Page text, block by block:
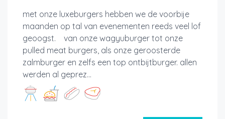
met onze luxeburgers hebben we de voorbije
maanden op tal van evenementen reeds veel lof
geoogst. van onze wagyuburger tot onze
pulled meat burgers, als onze geroosterde
zalmburger en zelfs een top ontbijtburger. allen
werden al geprez...